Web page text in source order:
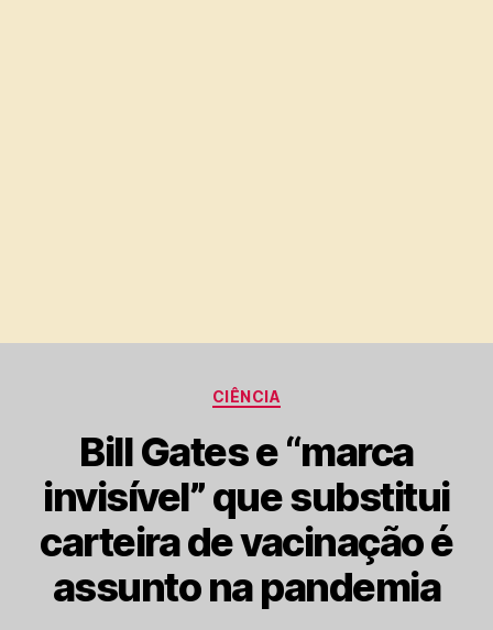
Categorias
CIÊNCIA
Bill Gates e “marca
invisível” que substitui
carteira de vacinação é
assunto na pandemia